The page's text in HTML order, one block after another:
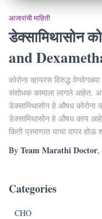
आजारांची माहिती
डेक्सामिथासोन
and
कोरोना व्हायरस विरुद्ध
संशोधक कामाला लागले आहेत.
डेक्सामिथासोन हे औषध कोरोना
डेक्सामिथासोन हे औषध काय
किती प्रमाणात याचा वापर होऊ
By Team Marathi Doctor,
Categories
CHO